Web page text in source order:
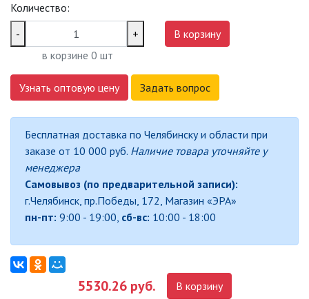
САДОВЫЕ ФАСАДНЫЕ
СВЕТИЛЬНИКИ ДЛЯ РОСТА
РАСТЕНИЙ (ФИТОСВЕТИЛЬНИКИ)
ЭЛЕКТРОМОНТАЖА
ДАТЧИКИ ДВИЖЕНИЯ И
ФОТОРЕЛЕ
ДЕКОРАТИВНЫЕ СВЕТИЛЬНИКИ
Количество:
-
+
в корзине 0 шт
В корзину
Узнать оптовую цену Задать вопрос
Бесплатная доставка по Челябинску и области при
заказе от 10 000 руб. Наличие товара уточняйте у
менеджера
Самовывоз (по предварительной записи):
г.Челябинск, пр.Победы, 172, Магазин «ЭРА»
пн-пт: 9:00 - 19:00, сб-вс: 10:00 - 18:00
5530.26 руб. В корзину